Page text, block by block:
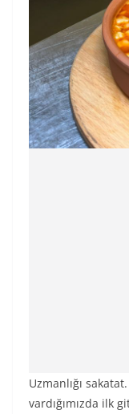
Uzmanlığı
vardığımızda ilk